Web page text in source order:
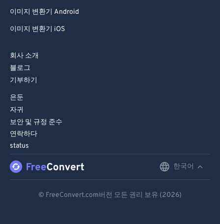
이미지 변환기 Android
이미지 변환기 iOS
회사 소개
블로그
기부하기
은둔
자귀
보안 및 규정 준수
연락하다
status
한국어
© FreeConvert.com버전 모든 권리 보유 (2026)